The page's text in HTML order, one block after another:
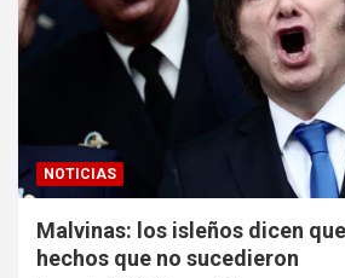
NOTICIAS
Malvinas: los isleños dicen
hechos que no sucedieron